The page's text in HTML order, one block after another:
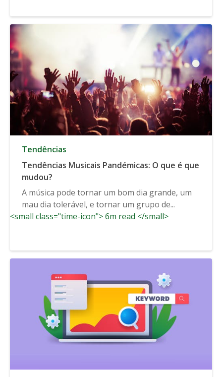
Tendências
Tendências Musicais Pandémicas: O que é que
mudou?
A música pode tornar um bom dia grande, um
mau dia tolerável, e tornar um grupo de...
<small class="time-icon"> 6m read </small>